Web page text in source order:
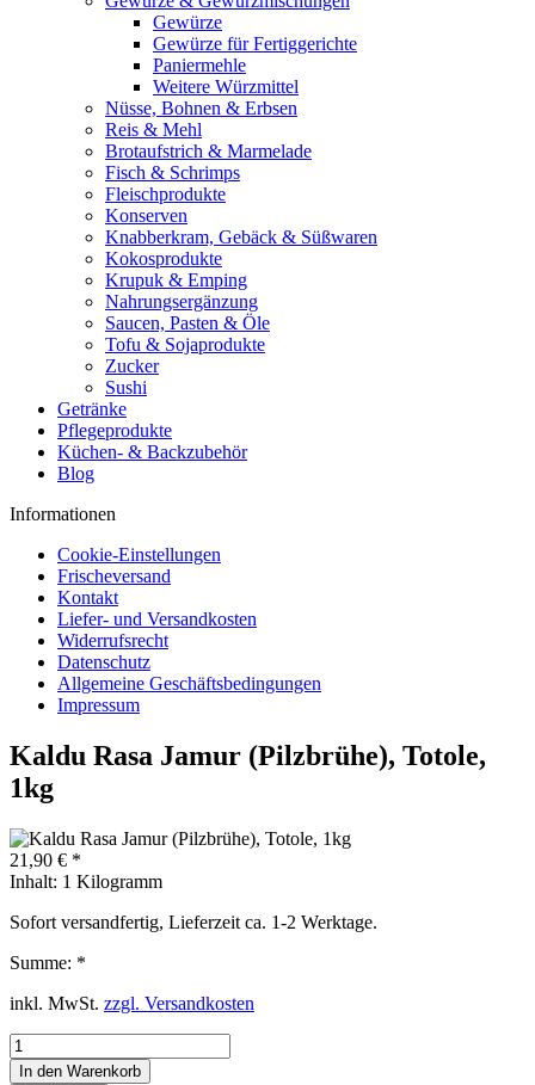
Gewürze
Gewürze für Fertiggerichte
Paniermehle
Weitere Würzmittel
Nüsse, Bohnen & Erbsen
Reis & Mehl
Brotaufstrich & Marmelade
Fisch & Schrimps
Fleischprodukte
Konserven
Knabberkram, Gebäck & Süßwaren
Kokosprodukte
Krupuk & Emping
Nahrungsergänzung
Saucen, Pasten & Öle
Tofu & Sojaprodukte
Zucker
Sushi
Getränke
Pflegeprodukte
Küchen- & Backzubehör
Blog
Informationen
Cookie-Einstellungen
Frischeversand
Kontakt
Liefer- und Versandkosten
Widerrufsrecht
Datenschutz
Allgemeine Geschäftsbedingungen
Impressum
Kaldu Rasa Jamur (Pilzbrühe), Totole,
1kg
21,90 € *
Inhalt: 1 Kilogramm
Sofort versandfertig, Lieferzeit ca. 1-2 Werktage.
Summe: *
inkl. MwSt. zzgl. Versandkosten
In den Warenkorb